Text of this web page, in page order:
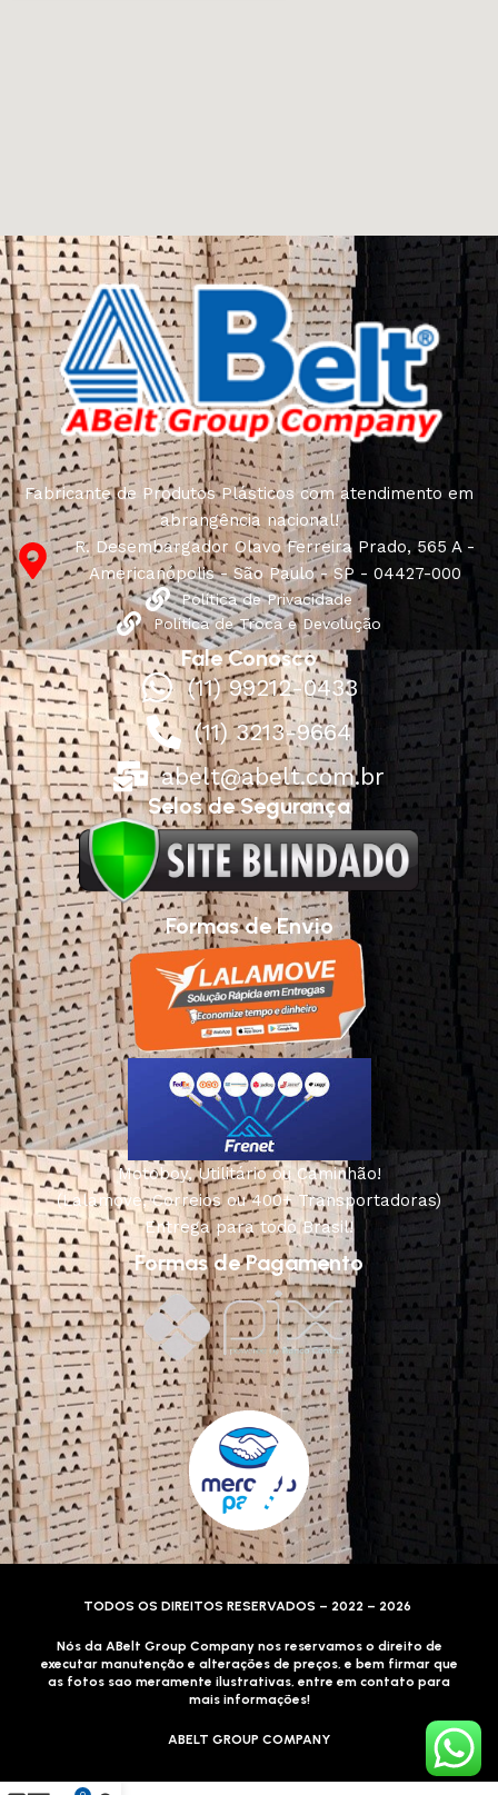
Fabricante de Produtos Plásticos com atendimento em
abrangência nacional!
R. Desembargador Olavo Ferreira Prado, 565 A -
Americanópolis - São Paulo - SP - 04427-000
Política de Privacidade
Política de Troca e Devolução
Fale Conosco
(11) 99212-0433
(11) 3213-9664
abelt@abelt.com.br
Selos de Segurança
Formas de Envio
Motoboy, Utilitário ou Caminhão!
(Lalamove, Correios ou 400+ Transportadoras)
Entrega para todo Brasil!
Formas de Pagamento
TODOS OS DIREITOS RESERVADOS – 2022 – 2026
Nós da ABelt Group Company nos reservamos o direito de
executar manutenção e alterações de preços, e bem firmar que
as fotos sao meramente ilustrativas, entre em contato para
mais informações!
ABELT GROUP COMPANY